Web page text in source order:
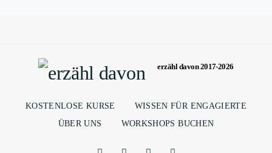
erzähl davon 2017-2026
KOSTENLOSE KURSE
WISSEN FÜR ENGAGIERTE
ÜBER UNS
WORKSHOPS BUCHEN